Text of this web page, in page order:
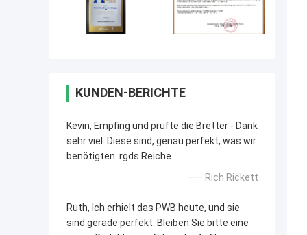
KUNDEN-BERICHTE
Kevin, Empfing und prüfte die Bretter - Dank
sehr viel. Diese sind, genau perfekt, was wir
benötigten. rgds Reiche
—— Rich Rickett
Ruth, Ich erhielt das PWB heute, und sie
sind gerade perfekt. Bleiben Sie bitte eine